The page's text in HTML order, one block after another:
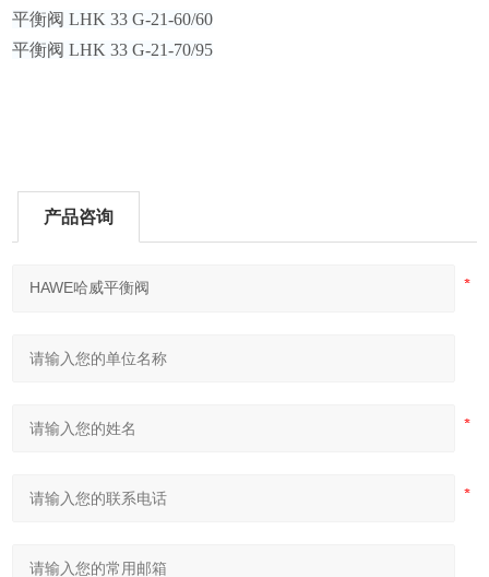
平衡阀 LHK 33 G-21-60/60
平衡阀 LHK 33 G-21-70/95
产品咨询